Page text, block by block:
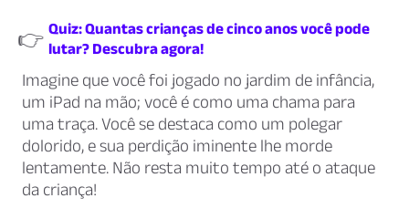
👉 Quiz: Quantas crianças de cinco anos você pode
lutar? Descubra agora!
Imagine que você foi jogado no jardim de infância,
um iPad na mão; você é como uma chama para
uma traça. Você se destaca como um polegar
dolorido, e sua perdição iminente lhe morde
lentamente. Não resta muito tempo até o ataque
da criança!